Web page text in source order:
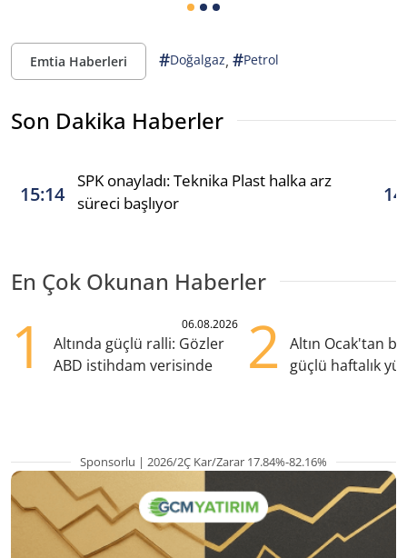
Emtia Haberleri #Doğalgaz, #Petrol
Son Dakika Haberler
15:14
SPK onayladı: Teknika Plast halka arz
süreci başlıyor
En Çok Okunan Haberler
1 06.08.2026
Altında güçlü ralli: Gözler
ABD istihdam verisinde
2
Altın Ocak'tan
güçlü haftalık
Sponsorlu | 2026/2Ç Kar/Zarar 17.84%-82.16%